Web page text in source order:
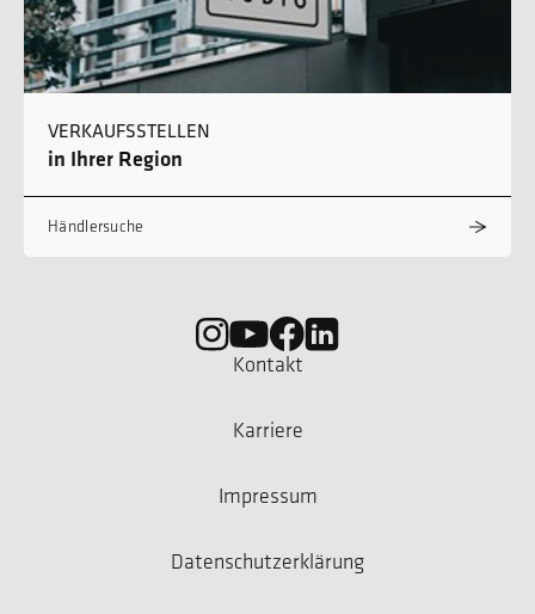
VERKAUFSSTELLEN
in Ihrer Region
Händlersuche
Kontakt
Karriere
Impressum
Datenschutzerklärung